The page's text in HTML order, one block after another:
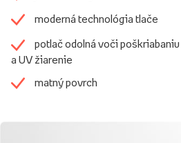
moderná technológia tlače
potlač odolná voči poškriabaniu
a UV žiarenie
matný povrch